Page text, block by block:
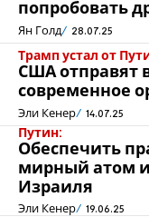
попробовать
Ян Голд 28.07.25
Трамп устал от
США отправят
современное
Эли Кенер 14.07.25
Путин:
Обеспечить
мирный атом и
Израиля
Эли Кенер 19.06.25